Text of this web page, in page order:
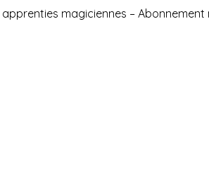
magiciennes – Abonnement